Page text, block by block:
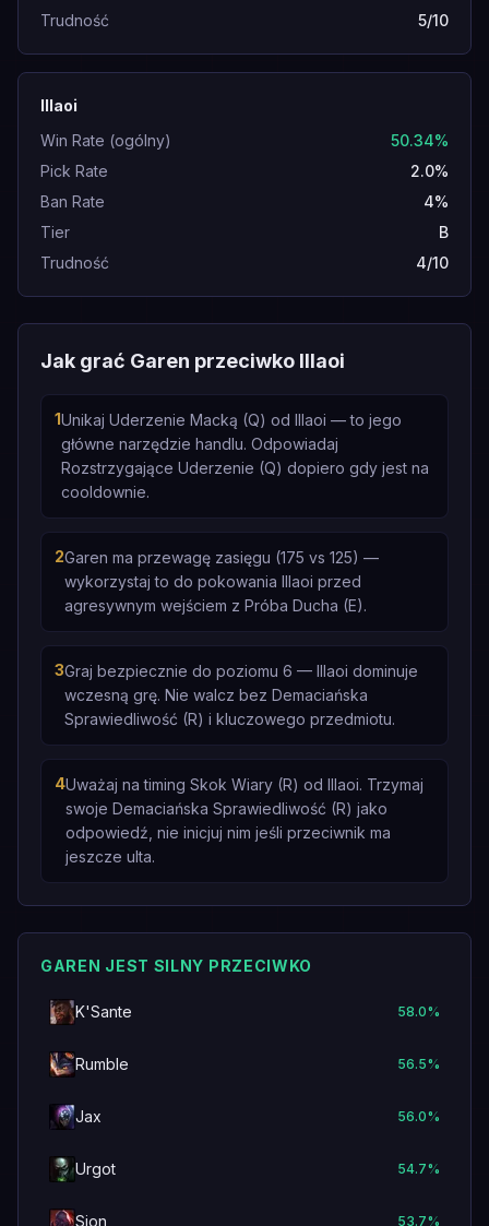
Trudność
5/10
Illaoi
Win Rate (ogólny)
50.34%
Pick Rate
2.0%
Ban Rate
4%
Tier
B
Trudność
4/10
Jak grać Garen przeciwko Illaoi
1Unikaj Uderzenie Macką (Q) od Illaoi — to jego
główne narzędzie handlu. Odpowiadaj
Rozstrzygające Uderzenie (Q) dopiero gdy jest na
cooldownie.
2Garen ma przewagę zasięgu (175 vs 125) —
wykorzystaj to do pokowania Illaoi przed
agresywnym wejściem z Próba Ducha (E).
3Graj bezpiecznie do poziomu 6 — Illaoi dominuje
wczesną grę. Nie walcz bez Demaciańska
Sprawiedliwość (R) i kluczowego przedmiotu.
4Uważaj na timing Skok Wiary (R) od Illaoi. Trzymaj
swoje Demaciańska Sprawiedliwość (R) jako
odpowiedź, nie inicjuj nim jeśli przeciwnik ma
jeszcze ulta.
GAREN JEST SILNY PRZECIWKO
K'Sante 58.0%
Rumble 56.5%
Jax 56.0%
Urgot 54.7%
Sion 53.7%